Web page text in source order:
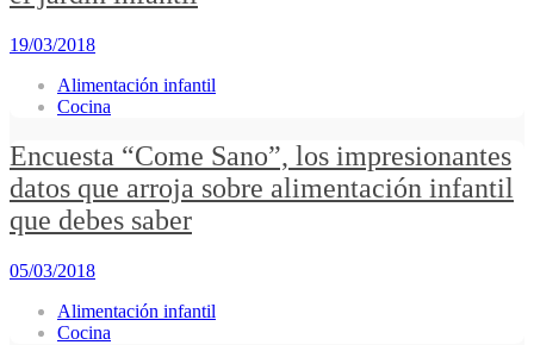
19/03/2018
Alimentación infantil
Cocina
Encuesta “Come Sano”, los impresionantes
datos que arroja sobre alimentación infantil
que debes saber
05/03/2018
Alimentación infantil
Cocina